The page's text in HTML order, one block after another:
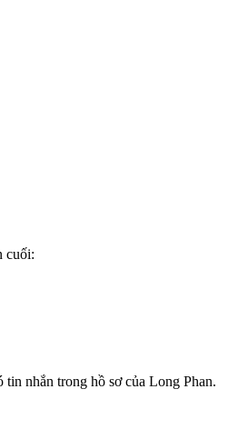
cuối:
tin nhắn trong hồ sơ của Long Phan.